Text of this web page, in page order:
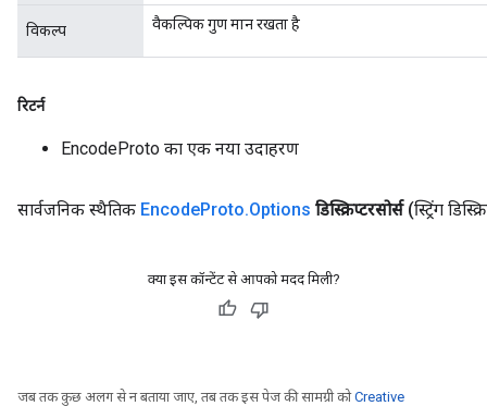
विकल्प वैकल्पिक गुण मान रखता है
रिटर्न
EncodeProto का एक नया उदाहरण
सार्वजनिक स्थैतिक EncodeProto.Options डिस्क्रिप्टरसोर्स (स्ट्रिंग
क्या इस कॉन्टेंट से आपको मदद मिली?
जब तक कुछ अलग से न बताया जाए, तब तक इस पेज की सामग्री कोCreative